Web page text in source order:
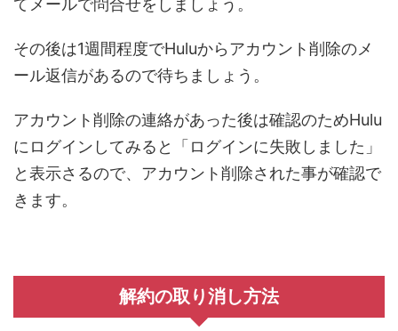
てメールで問合せをしましょう。
その後は1週間程度でHuluからアカウント削除のメ
ール返信があるので待ちましょう。
アカウント削除の連絡があった後は確認のためHulu
にログインしてみると「ログインに失敗しました」
と表示さるので、アカウント削除された事が確認で
きます。
解約の取り消し方法